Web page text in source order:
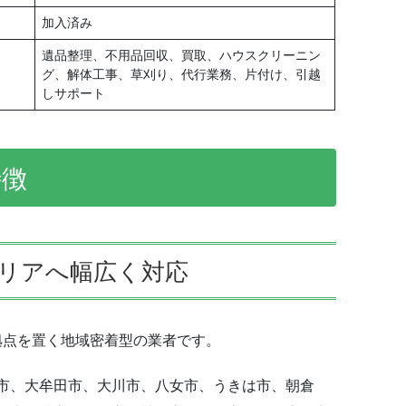
加入済み
遺品整理、不用品回収、買取、ハウスクリーニン
グ、解体工事、草刈り、代行業務、片付け、引越
しサポート
アへ幅広く対応
を置く地域密着型の業者です。
、大牟田市、大川市、八女市、うきは市、朝倉